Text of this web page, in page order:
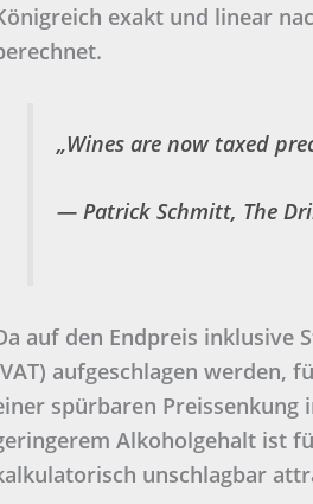
exakt und linear
„Wines are now taxed
—Patrick Schmitt, The
auf den Endpreis inklusive
aufgeschlagen werden,
spürbaren Preissenkung
Alkoholgehalt ist
unschlagbar